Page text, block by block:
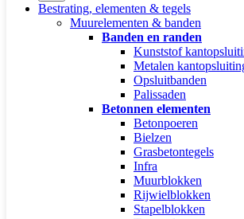
Bestrating, elementen & tegels
Muurelementen & banden
Banden en randen
Kunststof
Metalen
Opsluitbanden
Palissaden
Betonnen elementen
Betonpoeren
Bielzen
Grasbetontegels
Infra
Muurblokken
Rijwielblokken
Stapelblokken